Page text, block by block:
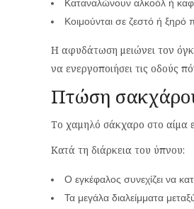
Καταναλώνουν αλκοόλ ή
Κοιμούνται σε ζεστό ή ξηρό
Η αφυδάτωση μειώνει τον
να ενεργοποιήσει τις οδούς
Πτώση
Το χαμηλό σάκχαρο στο αίμα
Κατά τη διάρκεια του ύπνου:
Ο εγκέφαλος συνεχίζει να
Τα μεγάλα διαλείμματα